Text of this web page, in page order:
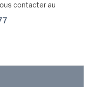
contacter au